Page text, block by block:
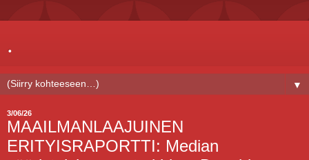
.
▼
3/06/26
MAAILMANLAAJUINEN
ERITYISRAPORTTI: Median